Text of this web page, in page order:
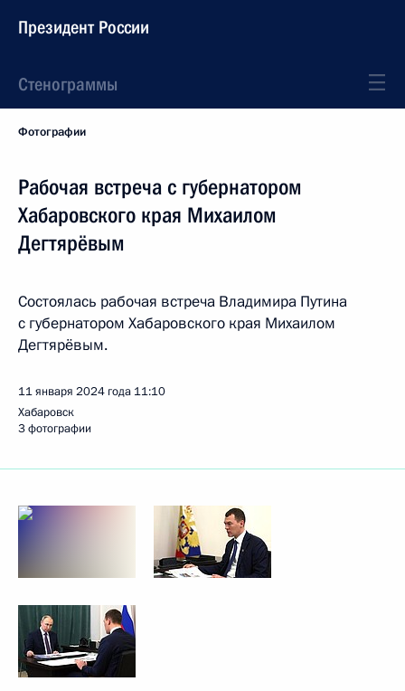
Президент России
Стенограммы
Фотографии
Рабочая встреча с губернатором
Хабаровского края Михаилом
Дегтярёвым
Состоялась рабочая встреча Владимира Путина
с губернатором Хабаровского края Михаилом
Дегтярёвым.
11 января 2024 года 11:10
Хабаровск
3 фотографии